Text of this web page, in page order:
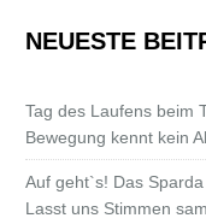
NEUESTE
Tag des Laufens beim
Bewegung kennt kein
Auf geht`s! Das
Lasst uns Stimmen